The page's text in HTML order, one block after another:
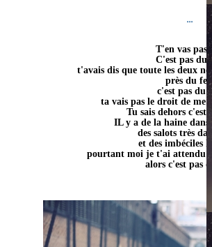
...
T'en vas pas
C'est pas du
t'avais dis que toute les deux
près du feu
c'est pas du
ta vais pas le droit de me
Tu sais dehors c'est
IL y a de la haine dans
des salots très
et des imbéciles
pourtant moi je t'ai attendu
alors c'est pas